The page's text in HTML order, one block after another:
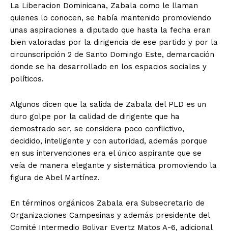
La Liberacion Dominicana, Zabala como le llaman
quienes lo conocen, se había mantenido promoviendo
unas aspiraciones a diputado que hasta la fecha eran
bien valoradas por la dirigencia de ese partido y por la
circunscripción 2 de Santo Domingo Este, demarcación
donde se ha desarrollado en los espacios sociales y
políticos.
Algunos dicen que la salida de Zabala del PLD es un
duro golpe por la calidad de dirigente que ha
demostrado ser, se considera poco conflictivo,
decidido, inteligente y con autoridad, además porque
en sus intervenciones era el único aspirante que se
veía de manera elegante y sistemática promoviendo la
figura de Abel Martínez.
En términos orgánicos Zabala era Subsecretario de
Organizaciones Campesinas y además presidente del
Comité Intermedio Bolivar Evertz Matos A-6, adicional